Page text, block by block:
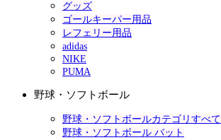
グッズ
ゴールキーパー用品
レフェリー用品
adidas
NIKE
PUMA
野球・ソフトボール
野球・ソフトボールカテゴリすべて
野球・ソフトボール バット